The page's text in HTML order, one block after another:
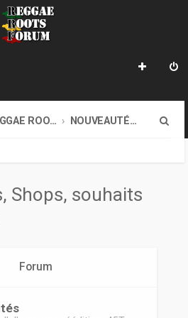
REGGAE ROOTS MUSIC NOUVEAUTÉS, SHOPS, SOUHAITS DE RÉÉDITION
Shops, souhaits
Forum